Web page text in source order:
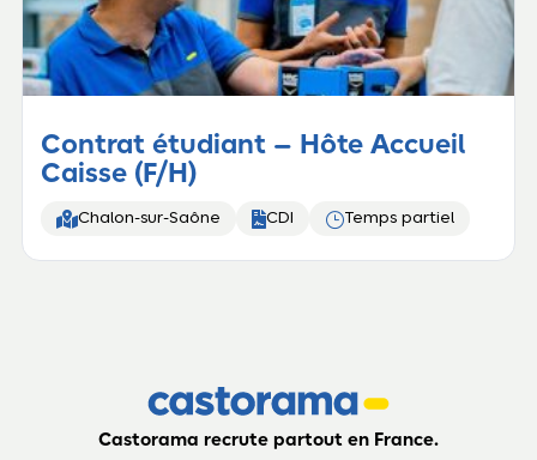
Contrat étudiant – Hôte Accueil
Caisse (F/H)
Chalon-sur-Saône CDI }Temps partiel
Castorama recrute partout en France.